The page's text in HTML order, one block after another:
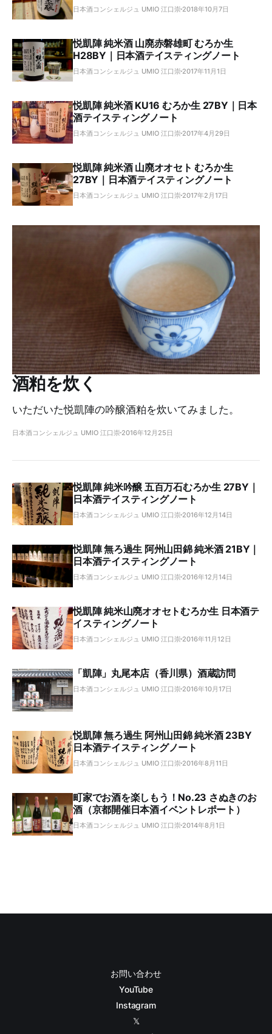
日本酒コンシェルジュ UMIO 江口崇 2018年10月7日
悦凱陣 純米酒 山廃赤磐雄町 むろか生
H28BY｜日本酒テイスティングノート
日本酒コンシェルジュ UMIO 江口崇 2017年11月1日
悦凱陣 純米酒 KU16 むろか生 27BY｜日本
酒テイスティングノート
日本酒コンシェルジュ UMIO 江口崇 2017年4月29日
悦凱陣 純米酒 山廃オオセト むろか生
27BY｜日本酒テイスティングノート
日本酒コンシェルジュ UMIO 江口崇 2017年2月17日
酒粕を炊く
いただいた悦凱陣の吟醸酒粕を炊いてみました。
日本酒コンシェルジュ UMIO 江口崇 2016年12月25日
悦凱陣 純米吟醸 五百万石むろか生 27BY｜
日本酒テイスティングノート
日本酒コンシェルジュ UMIO 江口崇 2016年12月14日
悦凱陣 無ろ過生 阿州山田錦 純米酒 21BY｜
日本酒テイスティングノート
日本酒コンシェルジュ UMIO 江口崇 2016年12月14日
悦凱陣 純米山廃オオセトむろか生 日本酒テ
イスティングノート
日本酒コンシェルジュ UMIO 江口崇 2016年11月12日
「凱陣」丸尾本店（香川県）酒蔵訪問
日本酒コンシェルジュ UMIO 江口崇 2016年10月17日
悦凱陣 無ろ過生 阿州山田錦 純米酒 23BY
日本酒テイスティングノート
日本酒コンシェルジュ UMIO 江口崇 2016年8月11日
町家でお酒を楽しもう！No.23 さぬきのお
酒（京都開催日本酒イベントレポート）
日本酒コンシェルジュ UMIO 江口崇 2014年8月1日
お問い合わせ
YouTube
Instagram
𝕏